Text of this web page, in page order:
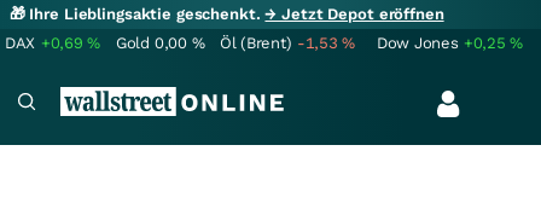
🎁 Ihre Lieblingsaktie geschenkt.→ Jetzt Depot eröffnen
DAX +0,69% Gold 0,00 % Öl (Brent) -1,53% Dow Jones +0,25%